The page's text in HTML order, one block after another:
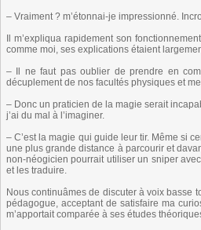
– Vraiment ? m’étonnai-je impressionné.
Il m’expliqua rapidement son
comme moi, ses explications étaient
– Il ne faut pas oublier de prendre en
décuplement de nos facultés physiques et
– Donc un praticien de la magie serait
j’ai du mal à l’imaginer.
– C’est la magie qui guide leur tir. Même si
une plus grande distance à parcourir et
non-néogicien pourrait utiliser un sniper
et les traduire.
Nous continuâmes de discuter à voix basse
pédagogue, acceptant de satisfaire ma
m’apportait comparée à ses études